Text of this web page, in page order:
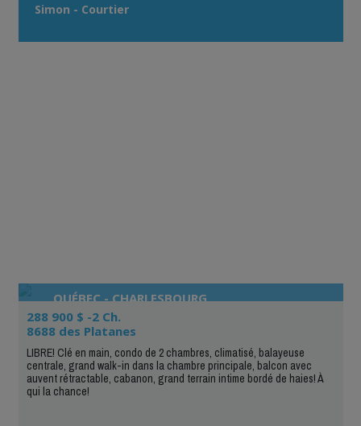
Simon - Courtier
QUÉBEC - CHARLESBOURG
288 900 $ -2 Ch.
8688 des Platanes
LIBRE! Clé en main, condo de 2 chambres, climatisé, balayeuse
centrale, grand walk-in dans la chambre principale, balcon avec
auvent rétractable, cabanon, grand terrain intime bordé de haies! À
qui la chance!